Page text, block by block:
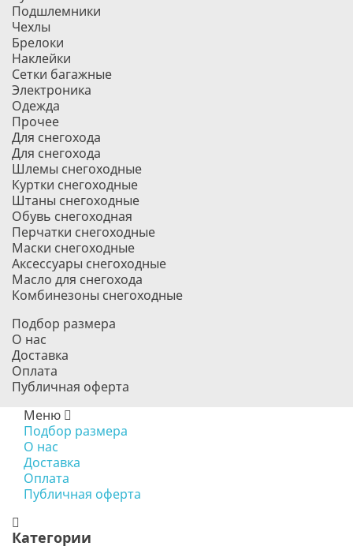
Подшлемники
Чехлы
Брелоки
Наклейки
Сетки багажные
Электроника
Одежда
Прочее
Для снегохода
Для снегохода
Шлемы снегоходные
Куртки снегоходные
Штаны снегоходные
Обувь снегоходная
Перчатки снегоходные
Маски снегоходные
Аксессуары снегоходные
Масло для снегохода
Комбинезоны снегоходные
Подбор размера
О нас
Доставка
Оплата
Публичная оферта
Меню
Подбор размера
О нас
Доставка
Оплата
Публичная оферта
Категории